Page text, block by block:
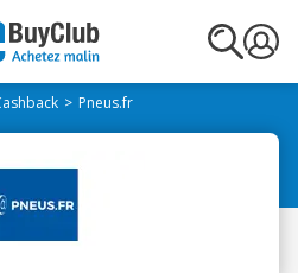
Pneus.fr